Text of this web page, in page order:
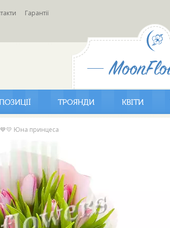
Гарантії
ТРОЯНДИ КВІТИ
💙💛 Юна принцеса